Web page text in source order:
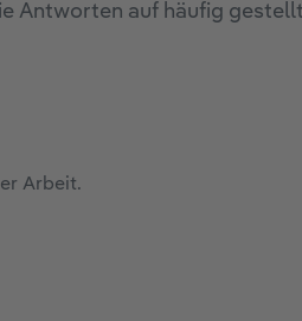
Antworten auf häufig